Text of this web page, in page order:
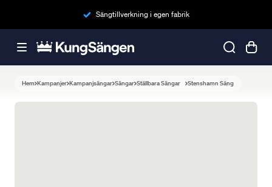
Sängtillverkning i egen fabrik
Hem Kampanjer Kampanjsängar Sängar Ställbara Sängar Stenshamn Säng